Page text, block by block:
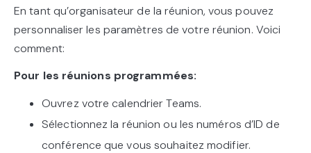
En tant qu’organisateur de la réunion, vous pouvez
personnaliser les paramètres de votre réunion. Voici
comment:
Pour les réunions programmées:
Ouvrez votre calendrier Teams.
Sélectionnez la réunion ou les numéros d’ID de
conférence que vous souhaitez modifier.